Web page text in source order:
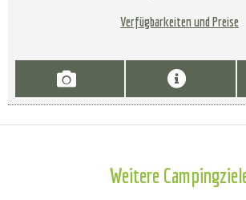
Verfügbarkeiten und Preise
Weitere